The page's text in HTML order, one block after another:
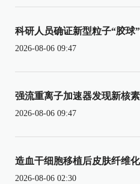
科研人员确证新型粒子“胶球
2026-08-06 09:47
强流重离子加速器发现新核
2026-08-06 09:47
造血干细胞移植后皮肤纤维
2026-08-06 02:30